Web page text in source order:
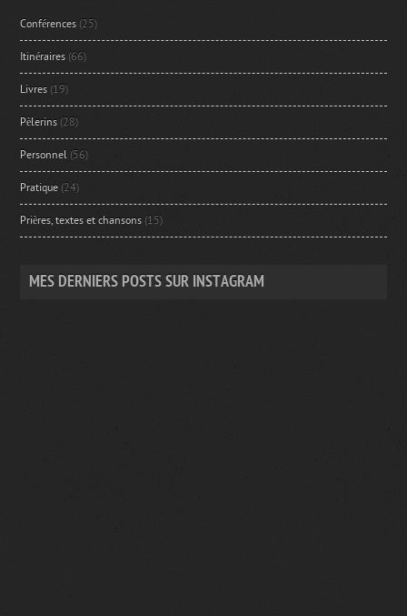
Conférences (25)
Itinéraires (66)
Livres (19)
Pèlerins (28)
Personnel (56)
Pratique (24)
Prières, textes et chansons (15)
MES DERNIERS POSTS SUR INSTAGRAM